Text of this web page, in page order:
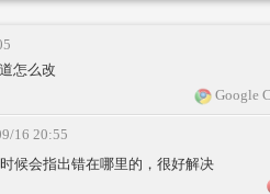
怎么改
Google
16 20:55
候会指出错在哪里的，很好解决